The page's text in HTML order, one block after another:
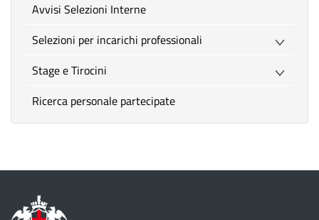
Avvisi Selezioni Interne
Selezioni per incarichi professionali
Stage e Tirocini
Ricerca personale partecipate